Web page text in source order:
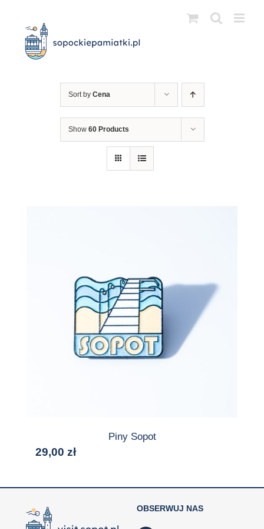
zawartości
Sort by Cena
Show 60 Products
Piny Sopot
29,00 zł
OBSERWUJ NAS